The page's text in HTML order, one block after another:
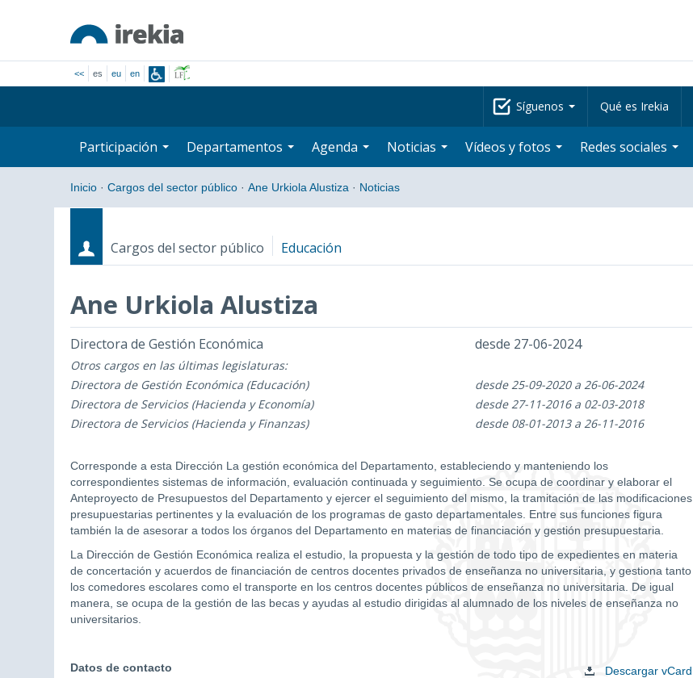
<< es eu en
Síguenos Qué es Irekia
Participación Departamentos Agenda Noticias Vídeos y fotos Redes sociales
Inicio · Cargos del sector público · Ane Urkiola Alustiza · Noticias
Cargos del sector público Educación
Ane Urkiola Alustiza
CargosFecha de inicio - Fecha fin
Directora de Gestión Económica desde 27-06-2024
Otros cargos en las últimas legislaturas:
Directora de Gestión Económica (Educación)
desde 25-09-2020 a 26-06-2024
Directora de Servicios (Hacienda y Economía)
desde 27-11-2016 a 02-03-2018
Directora de Servicios (Hacienda y Finanzas)
desde 08-01-2013 a 26-11-2016
Corresponde a esta Dirección La gestión económica del Departamento, estableciendo y manteniendo los
correspondientes sistemas de información, evaluación continuada y seguimiento. Se ocupa de coordinar y elaborar el
Anteproyecto de Presupuestos del Departamento y ejercer el seguimiento del mismo, la tramitación de las modificaciones
presupuestarias pertinentes y la evaluación de los programas de gasto departamentales. Entre sus funciones figura
también la de asesorar a todos los órganos del Departamento en materias de financiación y gestión presupuestaria.
La Dirección de Gestión Económica realiza el estudio, la propuesta y la gestión de todo tipo de expedientes en materia
de concertación y acuerdos de financiación de centros docentes privados de enseñanza no universitaria, y gestiona tanto
los comedores escolares como el transporte en los centros docentes públicos de enseñanza no universitaria. De igual
manera, se ocupa de la gestión de las becas y ayudas al estudio dirigidas al alumnado de los niveles de enseñanza no
universitarios.
Datos de contacto Descargar vCard